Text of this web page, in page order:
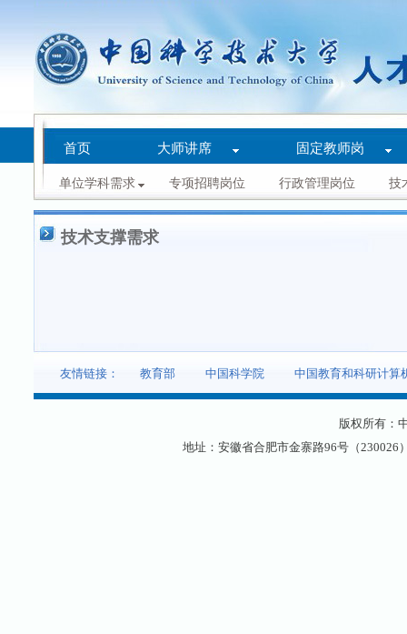
首页 大师讲席 固定教师岗
单位学科需求 专项招聘岗位 行政管理岗位 技
技术支撑需求
友情链接： 教育部 中国科学院 中国教育和科研计算
版权所有：
地址：安徽省合肥市金寨路96号（230026